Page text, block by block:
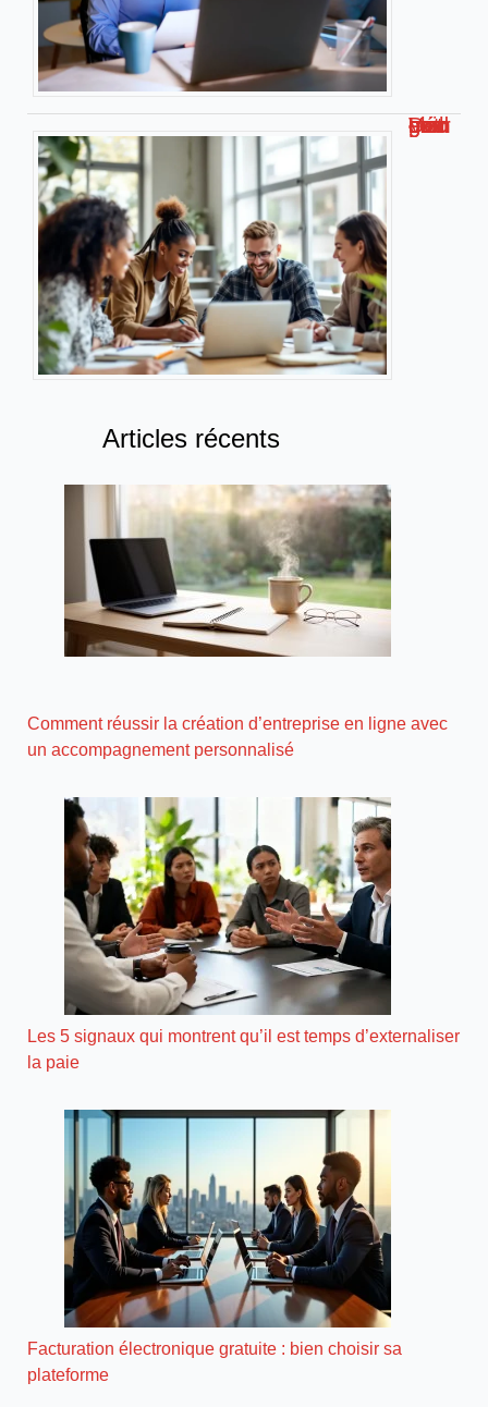
Découvrez malgrim com : Votre guide complet
Articles récents
Comment réussir la création d’entreprise en ligne avec
un accompagnement personnalisé
Les 5 signaux qui montrent qu’il est temps d’externaliser
la paie
Facturation électronique gratuite : bien choisir sa
plateforme